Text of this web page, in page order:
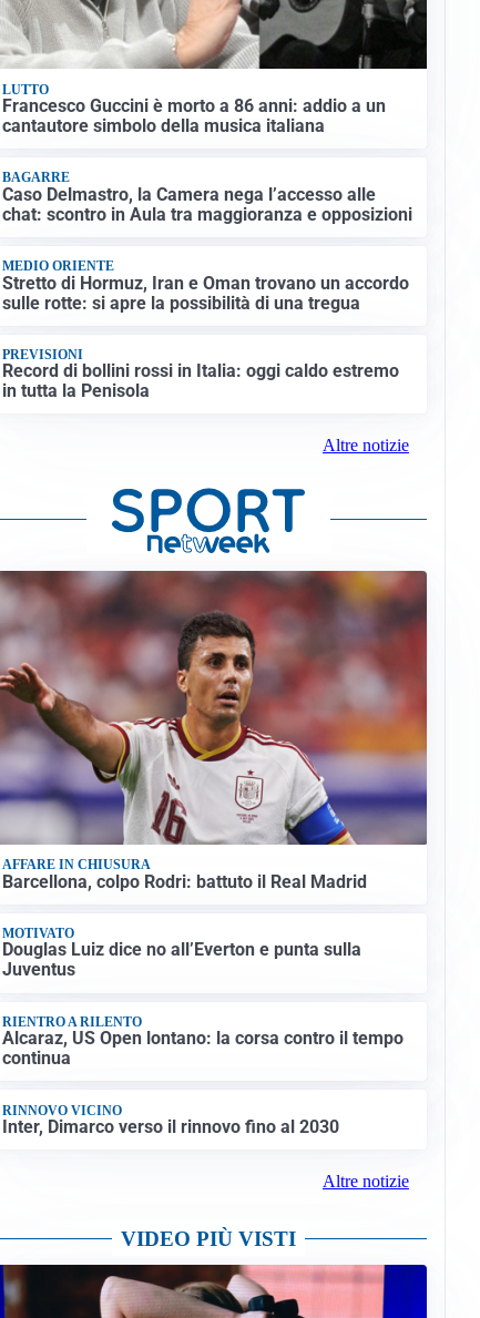
LUTTO
Francesco Guccini è morto a 86 anni: addio a un
cantautore simbolo della musica italiana
BAGARRE
Caso Delmastro, la Camera nega l’accesso alle
chat: scontro in Aula tra maggioranza e opposizioni
MEDIO ORIENTE
Stretto di Hormuz, Iran e Oman trovano un accordo
sulle rotte: si apre la possibilità di una tregua
PREVISIONI
Record di bollini rossi in Italia: oggi caldo estremo
in tutta la Penisola
Altre notizie
AFFARE IN CHIUSURA
Barcellona, colpo Rodri: battuto il Real Madrid
MOTIVATO
Douglas Luiz dice no all’Everton e punta sulla
Juventus
RIENTRO A RILENTO
Alcaraz, US Open lontano: la corsa contro il tempo
continua
RINNOVO VICINO
Inter, Dimarco verso il rinnovo fino al 2030
Altre notizie
VIDEO PIÙ VISTI